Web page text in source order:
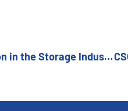
CSC-Industries: A Legacy of Expertise and Innovation in the Storage Industry